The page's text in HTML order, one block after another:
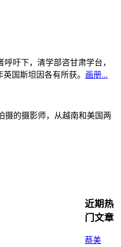
吁下，清学部咨甘肃学台，
国斯坦因各有所获。 画册...
摄的摄影师，从越南和美国两
近期热
门文章
蔡美